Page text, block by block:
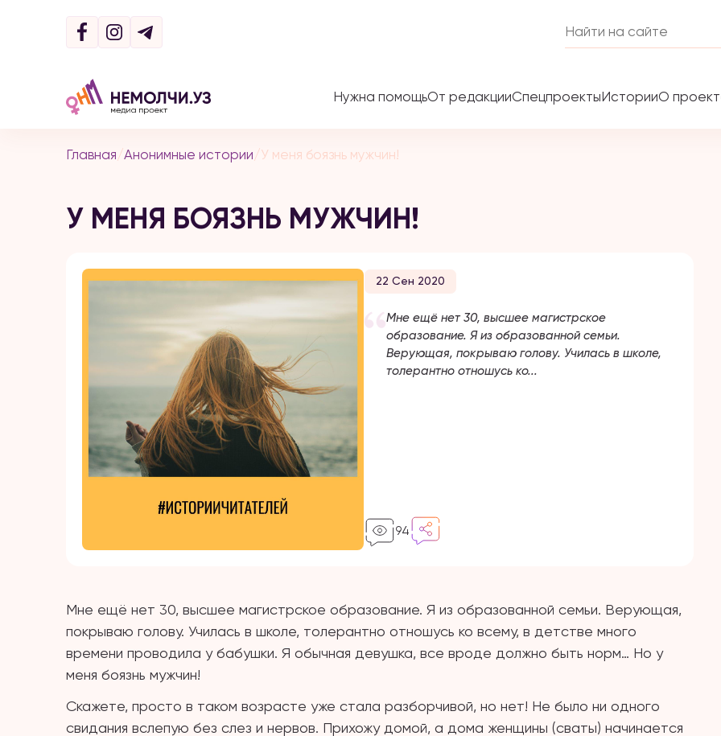
Нужна помощьОт редакцииСпецпроектыИсторииО
Главная/Анонимные истории/У меня боязнь мужчин!
У МЕНЯ БОЯЗНЬ МУЖЧИН!
22 Сен 2020
Мне ещё нет 30, высшее магистрское
образование. Я из образованной семьи.
Верующая, покрываю голову. Училась в школе,
толерантно отношусь ко...
94
Мне ещё нет 30, высшее магистрское образование. Я из образованной семьи. Верующая,
покрываю голову. Училась в школе, толерантно отношусь ко всему, в детстве много
времени проводила у бабушки. Я обычная девушка, все вроде должно быть норм… Но у
меня боязнь мужчин!
Скажете, просто в таком возрасте уже стала разборчивой, но нет! Не было ни одного
свидания вслепую без слез и нервов. Прихожу домой, а дома женщины (сваты) начинается